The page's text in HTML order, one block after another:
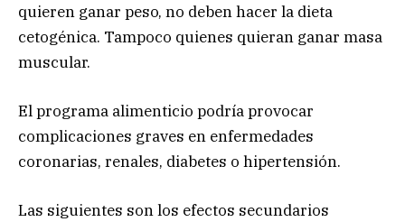
quieren ganar peso, no deben hacer la dieta
cetogénica. Tampoco quienes quieran ganar masa
muscular.
El programa alimenticio podría provocar
complicaciones graves en enfermedades
coronarias, renales, diabetes o hipertensión.
Las siguientes son los efectos secundarios